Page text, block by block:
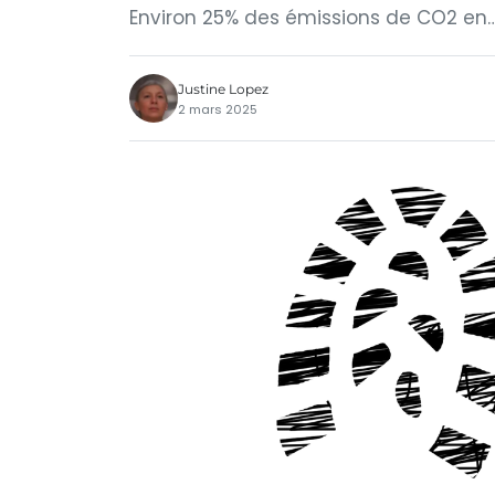
Environ 25% des émissions de CO2
Justine Lopez
2 mars 2025